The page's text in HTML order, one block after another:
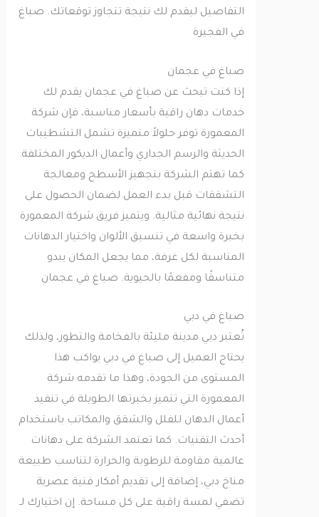
التفاصيل ليقدم لك نتيجة تتجاوز توقعاتك. صباغ
في الفجيرة
صباغ في عجمان
إذا كنت تبحث عن صباغ في عجمان يقدم لك
خدمات دهان راقية بأسعار مناسبة، فإن شركة
المعمورة توفر حلولاً متميزة تشمل التشطيبات
الحديثة والرسم الجداري وأعمال الديكور المختلفة.
كما تهتم الشركة بتجهيز الأسطح ومعالجة
التشققات قبل بدء العمل لضمان الحصول على
نتيجة نهائية مثالية. ويتميز فريق شركة المعمورة
بخبرة واسعة في تنسيق الألوان واختيار الدهانات
المناسبة لكل غرفة، مما يجعل المكان يبدو
متناسقًا ومفعمًا بالحيوية. صباغ في عجمان
صباغ في دبي
تُعتبر دبي مدينة مليئة بالفخامة والتطور، ولذلك
يحتاج العميل إلى صباغ في دبي يواكب هذا
المستوى من الجودة، وهذا ما تقدمه شركة
المعمورة التي تتميز بخبرتها الطويلة في تنفيذ
أعمال الدهان للفلل والشقق والمكاتب باستخدام
أحدث التقنيات. كما تعتمد الشركة على دهانات
عالمية مقاومة للرطوبة والحرارة لتناسب طبيعة
مناخ دبي، إضافة إلى تقديم أفكار فنية عصرية
تضفي لمسة راقية على كل مساحة. إن اختيارك لـ